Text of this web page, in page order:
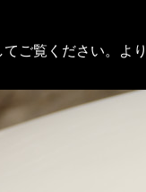
ご覧ください。よ